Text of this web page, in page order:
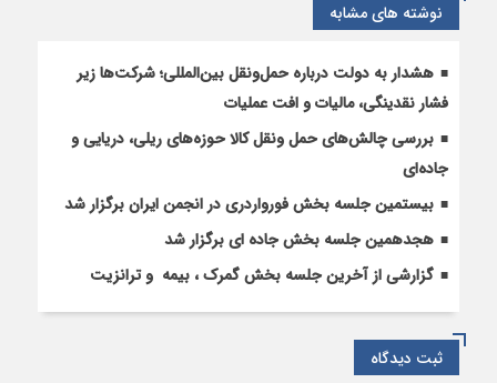
نوشته های مشابه
هشدار به دولت درباره حمل‌ونقل بین‌المللی؛ شرکت‌ها زیر
فشار نقدینگی، مالیات و افت عملیات
بررسی چالش‌های حمل ونقل کالا حوزه‌های ریلی، دریایی و
جاده‌ای
بیستمین جلسه بخش فورواردری در انجمن ایران برگزار شد
هجدهمین جلسه بخش جاده ای برگزار شد
گزارشی از آخرین جلسه بخش گمرک ، بیمه و ترانزیت
ثبت دیدگاه